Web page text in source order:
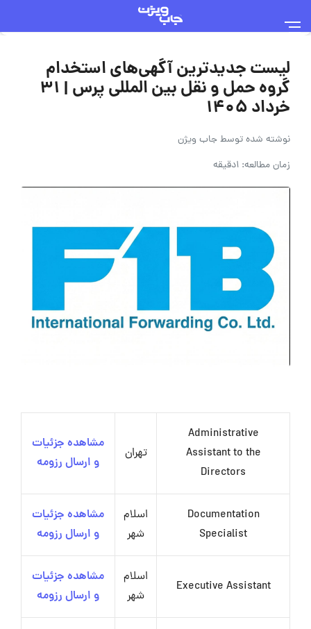
لیست جدیدترین آگهی‌های استخدام
گروه حمل و نقل بین المللی پرس | ۳۱
خرداد ۱۴۰۵
نوشته شده توسطجاب ویژن
زمان مطالعه: 1دقیقه
Administrative
Assistant to the
Directors
تهران
مشاهده جزئیات
و ارسال رزومه
Documentation
Specialist
اسلام
شهر
مشاهده جزئیات
و ارسال رزومه
Executive Assistant
اسلام
شهر
مشاهده جزئیات
و ارسال رزومه